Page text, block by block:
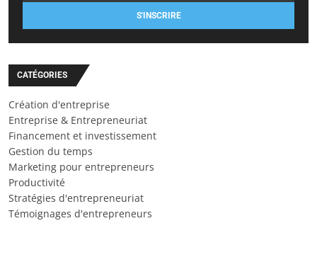
S'INSCRIRE
CATÉGORIES
Création d'entreprise
Entreprise & Entrepreneuriat
Financement et investissement
Gestion du temps
Marketing pour entrepreneurs
Productivité
Stratégies d'entrepreneuriat
Témoignages d'entrepreneurs